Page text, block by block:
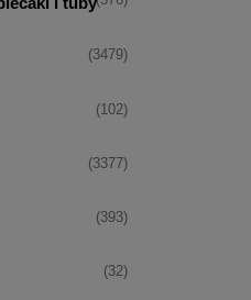
(3479)
(102)
(3377)
(393)
(32)